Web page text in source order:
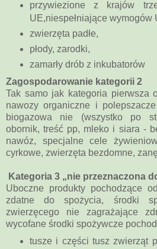
przywiezione z krajów
UE,niespełniające wymogów
zwierzęta padłe,
płody, zarodki,
zamarły drób z inkubatorów
Zagospodarowanie kategorii 2
Tak samo jak kategoria pierwsza
nawozy organiczne i
biogazowa nie (wszystko po
obornik, treść pp, mleko i siara -
nawóz, specjalne cele
cyrkowe, zwierzęta bezdomne,
Kategoria 3 „nie przeznaczona
Uboczne produkty pochodzące
zdatne do spożycia, środki
zwierzęcego nie zagrażające
wycofane środki spożywcze
tusze i części tusz zwierząt